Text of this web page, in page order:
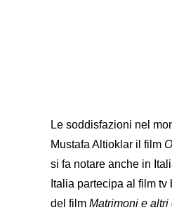
Le soddisfazioni nel
Mustafa Altioklar il film
si fa notare anche in
Italia partecipa al film tv
del film Matrimoni e altri